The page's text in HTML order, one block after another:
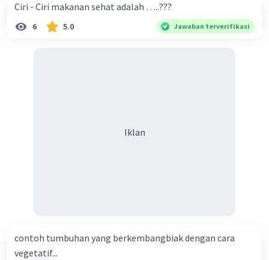
Ciri - Ciri makanan sehat adalah …..???
6 5.0 Jawaban terverifikasi
Iklan
contoh tumbuhan yang berkembangbiak dengan cara
vegetatif...